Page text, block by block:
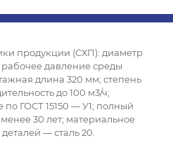
продукции (СХП): диаметр
давление среды
длина 320 мм; степень
до 100 м3/ч;
ГОСТ 15150 — У1; полный
30 лет; материальное
— сталь 20.